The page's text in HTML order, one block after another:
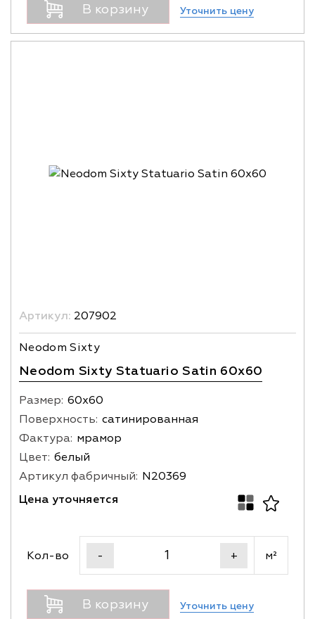
В корзину Уточнить цену
Артикул: 207902
Neodom Sixty
Neodom Sixty Statuario Satin 60x60
Размер: 60х60
Поверхность: сатинированная
Фактура: мрамор
Цвет: белый
Артикул фабричный: N20369
Цена уточняется
Кол-во - + м²
В корзину Уточнить цену